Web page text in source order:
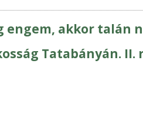
engem, akkor talán
Tatabányán. II.